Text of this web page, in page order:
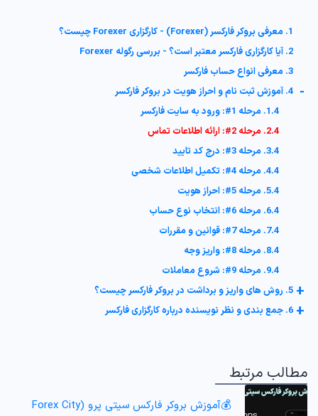
1. معرفی بروکر فارکسر (Forexer) - کارگزاری Forexer چیست؟
2. آیا کارگزاری فارکسر معتبر است؟ - بررسی رگوله Forexer
3. معرفی انواع حساب فارکسر
4. آموزش ثبت نام و احراز هویت در بروکر فارکسر -
1.4. مرحله 1#: ورود به سایت فارکسر
2.4. مرحله 2#: ارائه اطلاعات تماس
3.4. مرحله 3#: درج کد تایید
4.4. مرحله 4#: تکمیل اطلاعات شخصی
5.4. مرحله 5#: احراز هویت
6.4. مرحله 6#: انتخاب نوع حساب
7.4. مرحله 7#: قوانین و مقررات
8.4. مرحله 8#: واریز وجه
9.4. مرحله 9#: شروع معاملات
5. روش های واریز و برداشت در بروکر فارکسر چیست؟ +
6. جمع بندی و نظر نویسنده درباره کارگزاری فارکسر +
مطالب مرتبط
💰آموزش بروکر فارکس سیتی پرو (Forex City